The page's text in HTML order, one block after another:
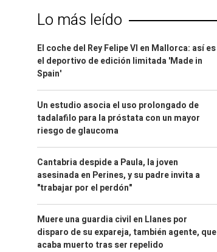
Lo más leído
El coche del Rey Felipe VI en Mallorca: así es
el deportivo de edición limitada 'Made in
Spain'
Un estudio asocia el uso prolongado de
tadalafilo para la próstata con un mayor
riesgo de glaucoma
Cantabria despide a Paula, la joven
asesinada en Perines, y su padre invita a
"trabajar por el perdón"
Muere una guardia civil en Llanes por
disparo de su expareja, también agente, que
acaba muerto tras ser repelido